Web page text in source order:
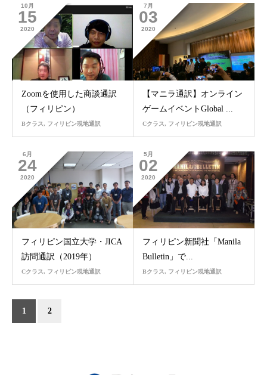
10月
15
2020
Zoomを使用した商談通訳
（フィリピン）
Bクラス, フィリピン現地通訳
7月
03
2020
【マニラ通訳】オンライン
ゲームイベントGlobal ...
Cクラス, フィリピン現地通訳
6月
24
2020
フィリピン国立大学・JICA
訪問通訳（2019年）
Cクラス, フィリピン現地通訳
5月
02
2020
フィリピン新聞社「Manila
Bulletin」で...
Bクラス, フィリピン現地通訳
1 2